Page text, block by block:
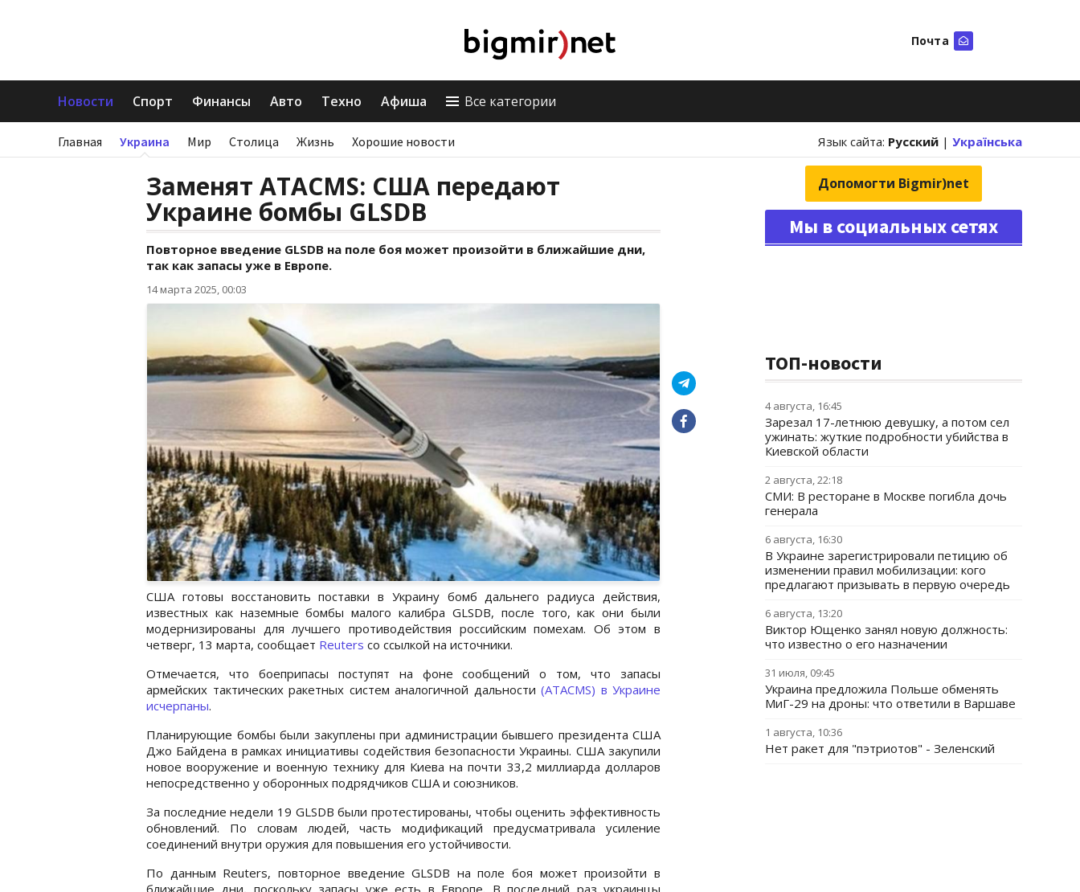
Почта
Новости Спорт Финансы Авто Техно Афиша Все категории
Главная Украина Мир Столица Жизнь Хорошие новости Язык сайта: Русский | Українська
Заменят ATACMS: США передают
Украине бомбы GLSDB
Повторное введение GLSDB на поле боя может произойти в ближайшие дни,
так как запасы уже в Европе.
14 марта 2025, 00:03
США готовы восстановить поставки в Украину бомб дальнего радиуса действия,
известных как наземные бомбы малого калибра GLSDB, после того, как они были
модернизированы для лучшего противодействия российским помехам. Об этом в
четверг, 13 марта, сообщает Reuters со ссылкой на источники.
Отмечается, что боеприпасы поступят на фоне сообщений о том, что запасы
армейских тактических ракетных систем аналогичной дальности (ATACMS) в Украине
исчерпаны.
Планирующие бомбы были закуплены при администрации бывшего президента США
Джо Байдена в рамках инициативы содействия безопасности Украины. США закупили
новое вооружение и военную технику для Киева на почти 33,2 миллиарда долларов
непосредственно у оборонных подрядчиков США и союзников.
За последние недели 19 GLSDB были протестированы, чтобы оценить эффективность
обновлений. По словам людей, часть модификаций предусматривала усиление
соединений внутри оружия для повышения его устойчивости.
По данным Reuters, повторное введение GLSDB на поле боя может произойти в
ближайшие дни, поскольку запасы уже есть в Европе. В последний раз украинцы
Допомогти Bigmir)net
Мы в социальных сетях
ТОП-новости
4 августа, 16:45
Зарезал 17-летнюю девушку, а потом сел
ужинать: жуткие подробности убийства в
Киевской области
2 августа, 22:18
СМИ: В ресторане в Москве погибла дочь
генерала
6 августа, 16:30
В Украине зарегистрировали петицию об
изменении правил мобилизации: кого
предлагают призывать в первую очередь
6 августа, 13:20
Виктор Ющенко занял новую должность:
что известно о его назначении
31 июля, 09:45
Украина предложила Польше обменять
МиГ-29 на дроны: что ответили в Варшаве
1 августа, 10:36
Нет ракет для "пэтриотов" - Зеленский